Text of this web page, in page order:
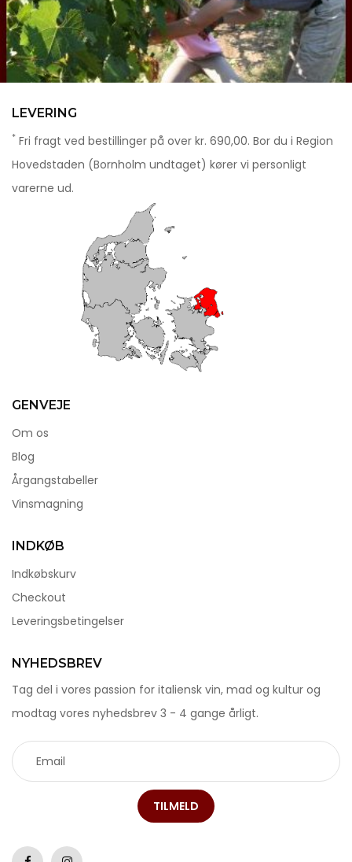
LEVERING
* Fri fragt ved bestillinger på over kr. 690,00. Bor du i Region
Hovedstaden (Bornholm undtaget) kører vi personligt
varerne ud.
GENVEJE
Om os
Blog
Årgangstabeller
Vinsmagning
INDKØB
Indkøbskurv
Checkout
Leveringsbetingelser
NYHEDSBREV
Tag del i vores passion for italiensk vin, mad og kultur og
modtag vores nyhedsbrev 3 - 4 gange årligt.
TILMELD